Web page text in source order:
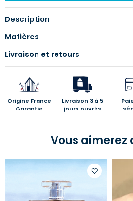
Description
Matières
Livraison et retours
Origine France
Garantie
Livraison 3 à 5
jours ouvrés
Vous aimerez